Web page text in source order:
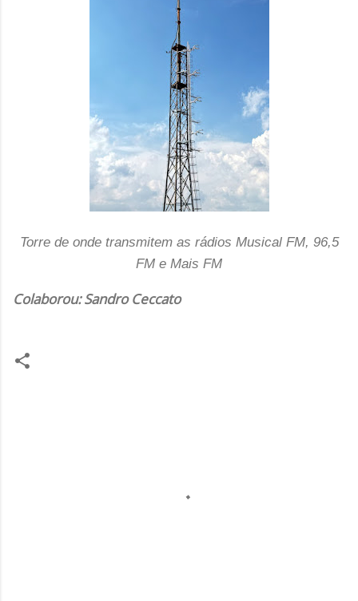
Torre de onde transmitem as rádios Musical FM, 96,5
FM e Mais FM
Colaborou: Sandro Ceccato